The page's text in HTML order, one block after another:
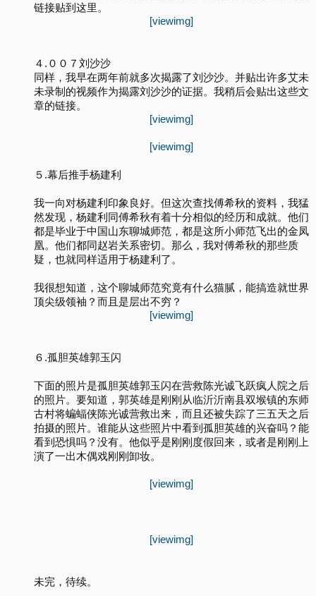
链接贴到这里。
[viewimg]
４.００７刘沙沙
同样，我早在两年前就多次揭露了刘沙沙。并贴出许多艾未
未录制的视频作为揭露刘沙沙的证据。我稍后会贴出这些文
章的链接。
[viewimg]
[viewimg]
５.幕后推手杨建利
我一向对杨建利印象良好。但这次查找傅希秋的资料，我猛
然发现，杨建利同傅希秋有着十分相似的经历和成就。他们
都是毕业于中国山东聊城师范，都是这所小师范飞出的金凤
凰。他们都同赵岩关系密切。那么，我对傅希秋的那些质
疑，也就同样适用于杨建利了。
我很想知道，这个聊城师范究竟有什么猫腻，能搞造就世界
顶尖级领袖？而且是层出不穷？
[viewimg]
６.孤胆英雄郭玉闪
下面的照片是孤胆英雄郭玉闪在营救陈光诚飞跃疯人院之后
的照片。要知道，郭英雄是刚刚从临沂沂南县双堠镇的东师
古村将蝙蝠侠陈光诚营救出来，而且还被失踪了三五天之后
拍摄的照片。谁能从这些照片中看到孤胆英雄的兴奋吗？能
看到恐惧吗？没有。他似乎是刚刚度假回来，或者是刚刚上
演了一出木偶戏刚刚卸妆。
[viewimg]
[viewimg]
未完，待续。